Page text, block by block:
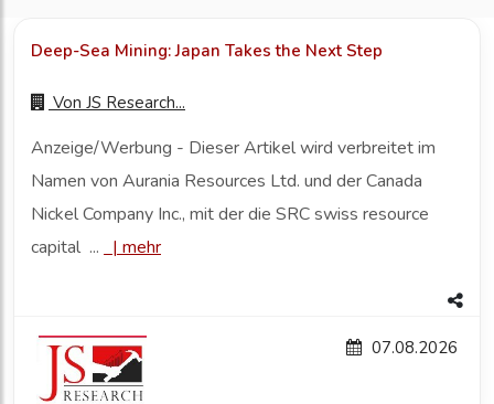
Deep-Sea Mining: Japan Takes the Next Step
Von JS Research...
Anzeige/Werbung - Dieser Artikel wird verbreitet im
Namen von Aurania Resources Ltd. und der Canada
Nickel Company Inc., mit der die SRC swiss resource
capital ...
| mehr
07.08.2026